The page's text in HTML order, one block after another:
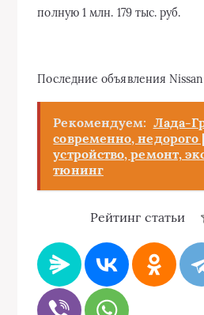
полную 1 млн. 179 тыс. руб.
Последние объявления Nissan
Рекомендуем: Лада-
современно, недорого
устройство, ремонт,
тюнинг
Рейтинг статьи